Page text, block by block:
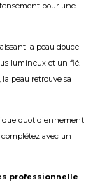
pour une
la peau douce
lumineux et unifié.
peau retrouve sa
quotidiennement
avec un
professionnelle.